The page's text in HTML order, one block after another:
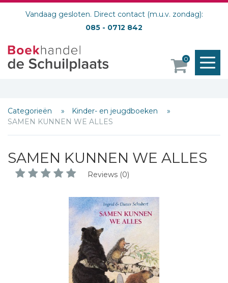
Vandaag gesloten. Direct contact (m.u.v. zondag):
085 - 0712 842
0
Categorieën
Kinder- en jeugdboeken
SAMEN KUNNEN WE ALLES
SAMEN KUNNEN WE ALLES
Reviews (0)
Schrijf hieronder je review!